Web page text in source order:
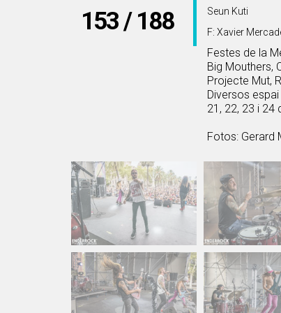
153 / 188
Seun Kuti
F: Xavier
Festes de la
Big Mouthers,
Projecte Mut,
Diversos espai
21, 22, 23 i 24
Fotos: Gerard